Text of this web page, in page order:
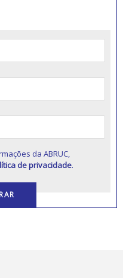
da ABRUC,
de privacidade.